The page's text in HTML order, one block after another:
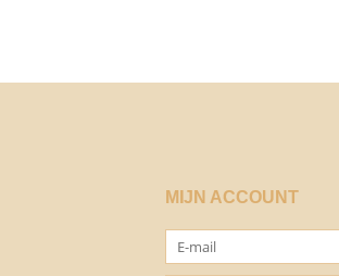
MIJN ACCOUNT